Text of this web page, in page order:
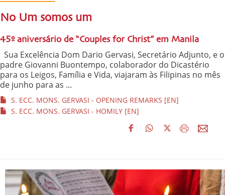
No Um somos um
45º aniversário de “Couples for Christ” em Manila
Sua Excelência Dom Dario Gervasi, Secretário Adjunto, e o
padre Giovanni Buontempo, colaborador do Dicastério
para os Leigos, Família e Vida, viajaram às Filipinas no mês
de junho para as ...
S. ECC. MONS. GERVASI - OPENING REMARKS [EN]
S. ECC. MONS. GERVASI - HOMILY [EN]